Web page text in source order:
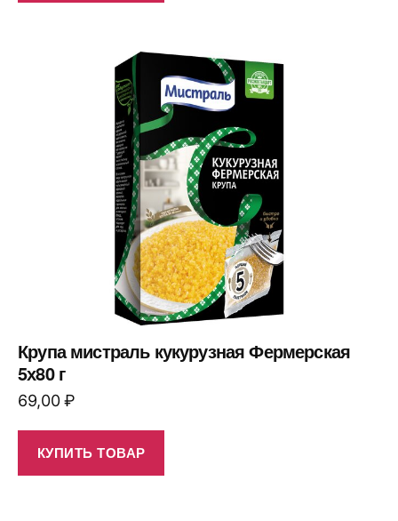
Крупа мистраль кукурузная Фермерская
5х80 г
69,00₽
КУПИТЬ ТОВАР